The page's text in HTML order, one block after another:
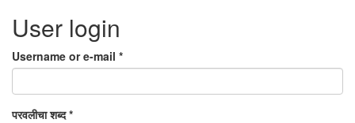
User login
Username or e-mail *
परवलीचा शब्द*